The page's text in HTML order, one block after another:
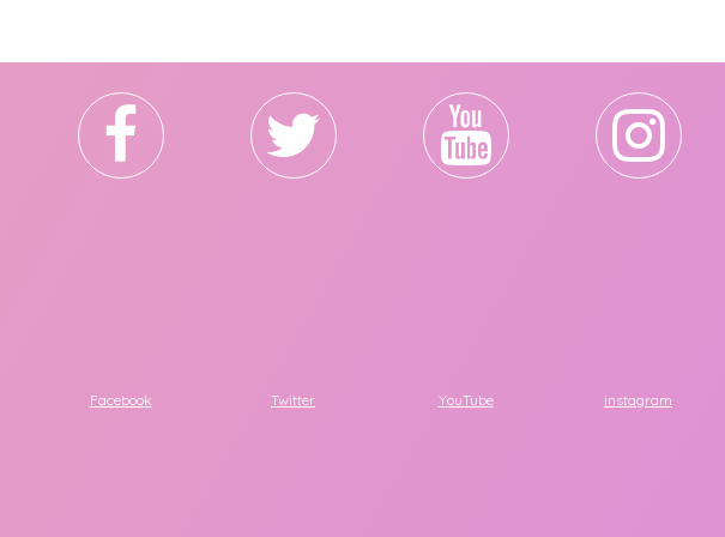
Facebook Twitter YouTube instagram